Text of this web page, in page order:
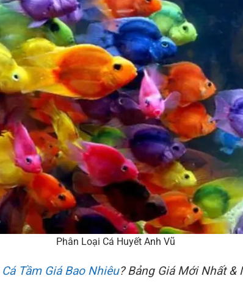
Phân Loại Cá Huyết Anh Vũ
Cá Tầm Giá Bao Nhiêu? Bảng Giá Mới Nhất